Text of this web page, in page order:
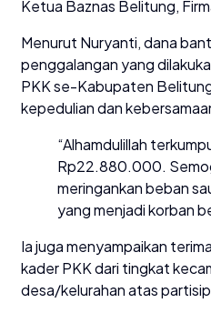
Ketua Baznas Belitung,
Menurut Nuryanti, dana
penggalangan yang
PKK se-Kabupaten
kepedulian dan
“Alhamdulillah
Rp22.880.000.
meringankan beban
yang menjadi korban
Ia juga menyampaikan
kader PKK dari tingkat
desa/kelurahan atas